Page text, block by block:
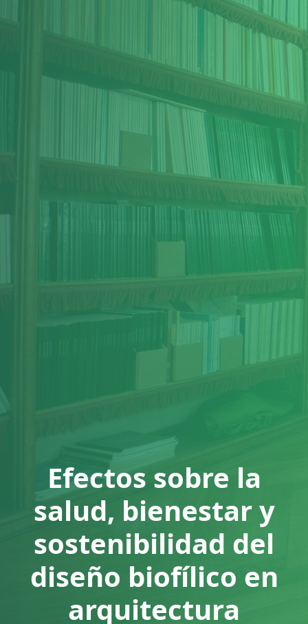
Efectos sobre la
salud, bienestar y
sostenibilidad del
diseño biofílico en
arquitectura